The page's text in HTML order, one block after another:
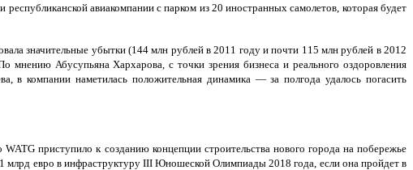
авиакомпании с парком из 20 иностранных самолетов, которая будет
значительные убытки (144 млн рублей в 2011 году и почти 115 млн рублей в 2012
Абусупьяна Хархарова, с точки зрения бизнеса и реального оздоровления
компании наметилась положительная динамика — за полгода удалось погасить
приступило к созданию концепции строительства нового города на побережье
млрд евро в инфраструктуру III Юношеской Олимпиады 2018 года, если она пройдет в